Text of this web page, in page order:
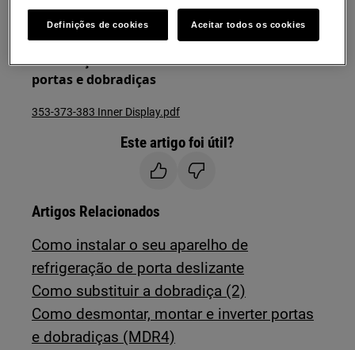
não for feito corretamente
As instruções das portas reversas fornecem
informações sobre como desmontar e montar
portas e dobradiças
353-373-383 Inner Display.pdf
Este artigo foi útil?
Artigos Relacionados
Como instalar o seu aparelho de
refrigeração de porta deslizante
Como substituir a dobradiça (2)
Como desmontar, montar e inverter portas
e dobradiças (MDR4)
Definições de cookies Aceitar todos os cookies